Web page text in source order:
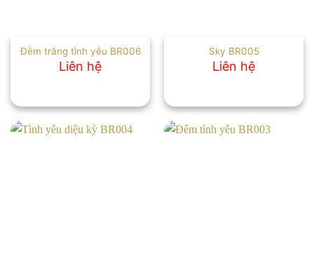
Đêm trăng tình yêu BR006
Liên hệ
Sky BR005
Liên hệ